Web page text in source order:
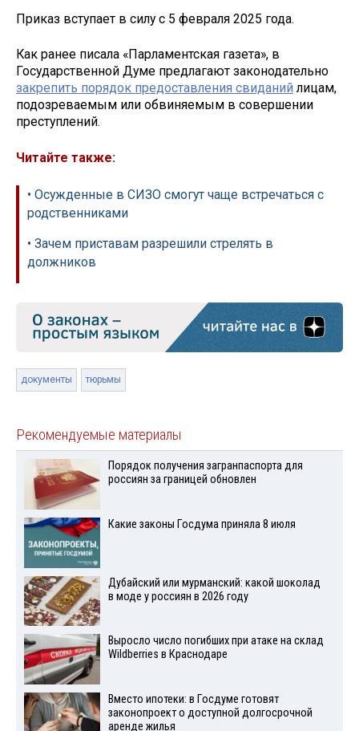
Приказ вступает в силу с 5 февраля 2025 года.
Как ранее писала «Парламентская газета», в
Государственной Думе предлагают законодательно
закрепить порядок предоставления свиданий лицам,
подозреваемым или обвиняемым в совершении
преступлений.
Читайте также:
• Осужденные в СИЗО смогут чаще встречаться с
родственниками
• Зачем приставам разрешили стрелять в
должников
документы тюрьмы
Рекомендуемые материалы
Порядок получения загранпаспорта для
россиян за границей обновлен
Какие законы Госдума приняла 8 июля
Дубайский или мурманский: какой шоколад
в моде у россиян в 2026 году
Выросло число погибших при атаке на склад
Wildberries в Краснодаре
Вместо ипотеки: в Госдуме готовят
законопроект о доступной долгосрочной
аренде жилья